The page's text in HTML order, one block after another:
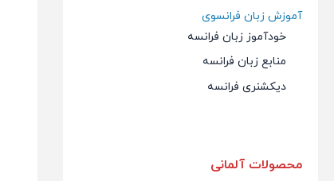
آموزش زبان فرانسوی
خودآموز زبان فرانسه
منابع زبان فرانسه
دیکشنری فرانسه
محصولات آلمانی